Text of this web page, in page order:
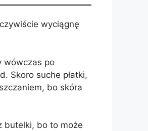
wyciągnę
wówczas po
Skoro suche płatki,
bo skóra
butelki, bo to może